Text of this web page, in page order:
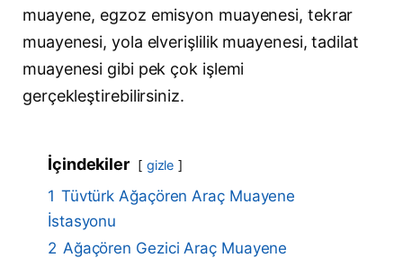
muayene, egzoz emisyon muayenesi, tekrar
muayenesi, yola elverişlilik muayenesi, tadilat
muayenesi gibi pek çok işlemi
gerçekleştirebilirsiniz.
İçindekiler gizle
1 Tüvtürk Ağaçören Araç Muayene
İstasyonu
2 Ağaçören Gezici Araç Muayene